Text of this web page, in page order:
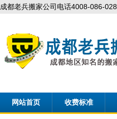
成都老兵搬家公司电话4008-086-028
网站首页 收费标准